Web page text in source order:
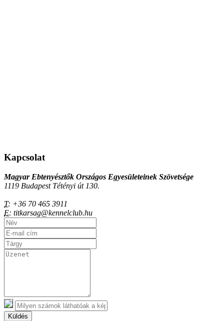
Kapcsolat
Magyar Ebtenyésztők Országos Egyesületeinek Szövetsége
1119 Budapest Tétényi út 130.
T: +36 70 465 3911
E: titkarsag@kennelclub.hu
Küldés